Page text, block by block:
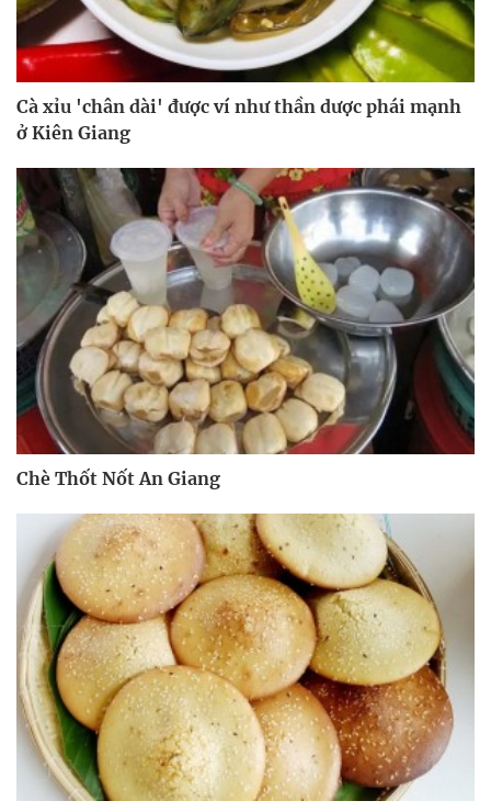
Cà xỉu 'chân dài' được ví như thần dược phái mạnh
ở Kiên Giang
Chè Thốt Nốt An Giang